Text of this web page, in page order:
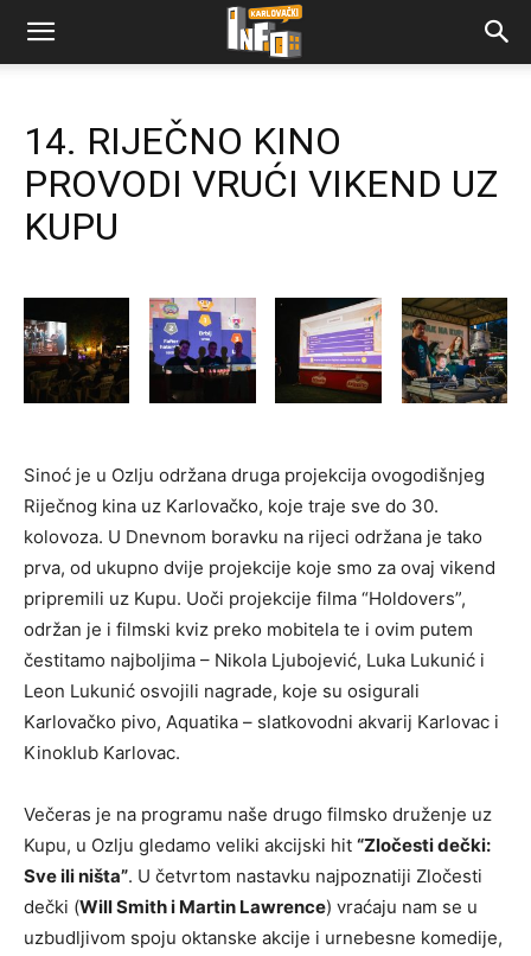
14. RIJEČNO KINO
PROVODI VRUĆI VIKEND UZ
KUPU
Sinoć je u Ozlju održana druga projekcija ovogodišnjeg
Riječnog kina uz Karlovačko, koje traje sve do 30.
kolovoza. U Dnevnom boravku na rijeci održana je tako
prva, od ukupno dvije projekcije koje smo za ovaj vikend
pripremili uz Kupu. Uoči projekcije filma “Holdovers”,
održan je i filmski kviz preko mobitela te i ovim putem
čestitamo najboljima – Nikola Ljubojević, Luka Lukunić i
Leon Lukunić osvojili nagrade, koje su osigurali
Karlovačko pivo, Aquatika – slatkovodni akvarij Karlovac i
Kinoklub Karlovac.
Večeras je na programu naše drugo filmsko druženje uz
Kupu, u Ozlju gledamo veliki akcijski hit “Zločesti dečki:
Sve ili ništa”. U četvrtom nastavku najpoznatiji Zločesti
dečki (Will Smith i Martin Lawrence) vraćaju nam se u
uzbudljivom spoju oktanske akcije i urnebesne komedije,